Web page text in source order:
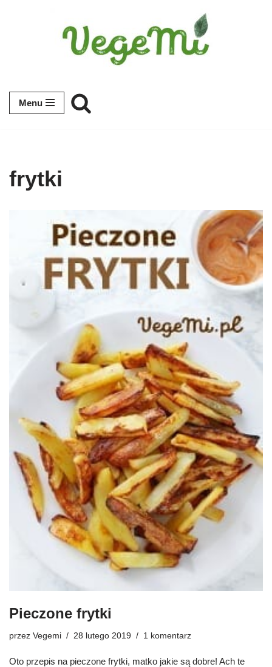
Menu
frytki
Pieczone frytki
przez Vegemi 28 lutego 2019 1 komentarz
Oto przepis na pieczone frytki, matko jakie są dobre! Ach te